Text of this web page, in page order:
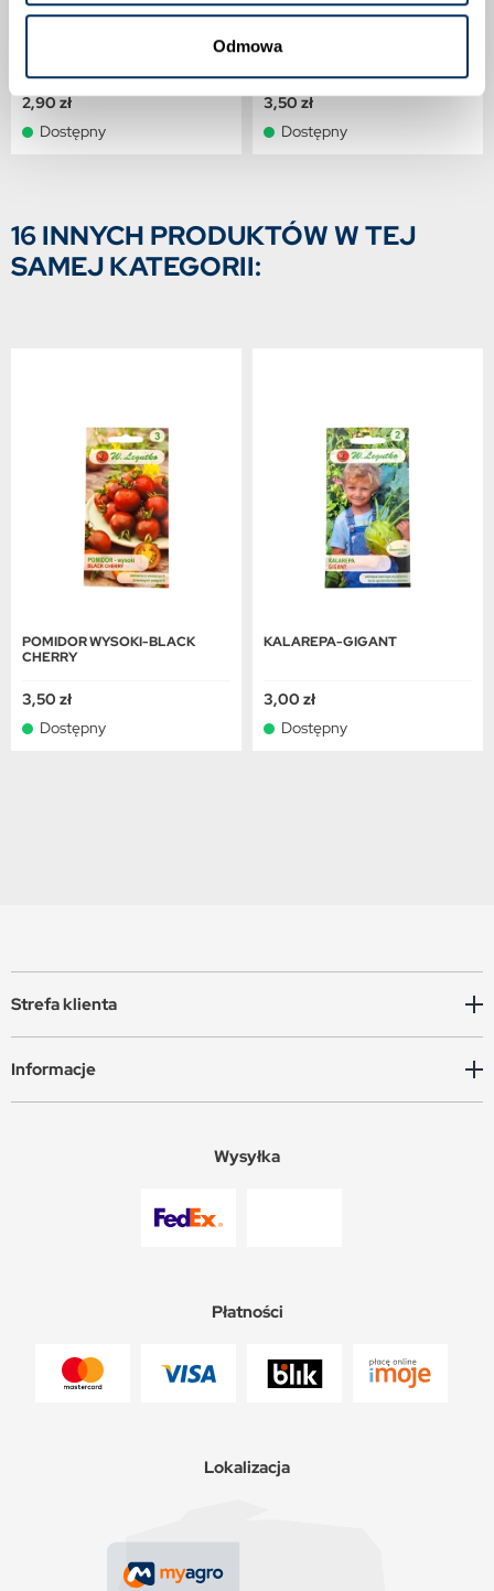
Odmowa
2,90 zł
Dostępny
POMIDOR WYSOKI-BLACK
3,50 zł
Dostępny
16 INNYCH PRODUKTÓW W TEJ
SAMEJ KATEGORII:
POMIDOR WYSOKI-BLACK
CHERRY
3,50 zł
Dostępny
KALAREPA-GIGANT
3,00 zł
Dostępny
Strefa klienta
Informacje
Wysyłka
Płatności
Lokalizacja